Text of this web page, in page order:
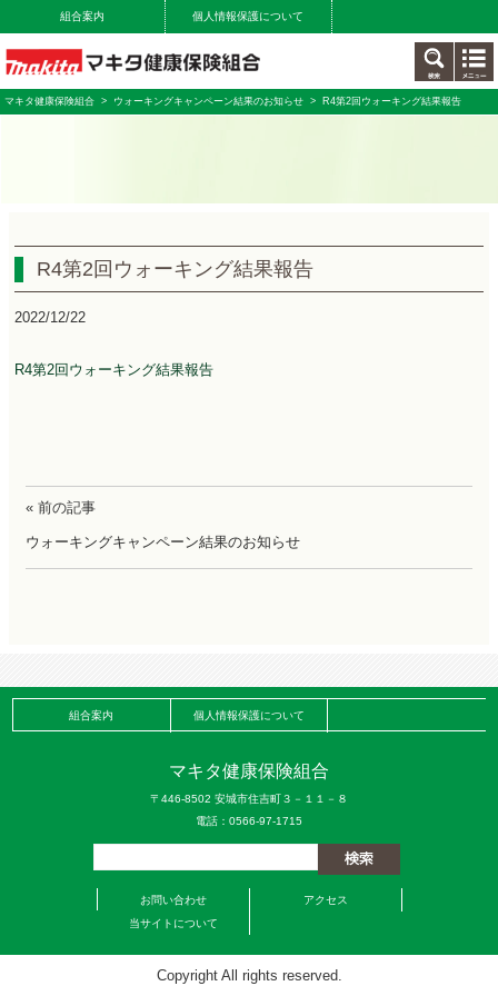
組合案内 個人情報保護について
マキタ健康保険組合 > ウォーキングキャンペーン結果のお知らせ > R4第2回ウォーキング結果報告
R4第2回ウォーキング結果報告
2022/12/22
R4第2回ウォーキング結果報告
« 前の記事
ウォーキングキャンペーン結果のお知らせ
組合案内 個人情報保護について
マキタ健康保険組合
〒446-8502 安城市住吉町３－１１－８
電話：0566-97-1715
お問い合わせ
アクセス
当サイトについて
Copyright All rights reserved.